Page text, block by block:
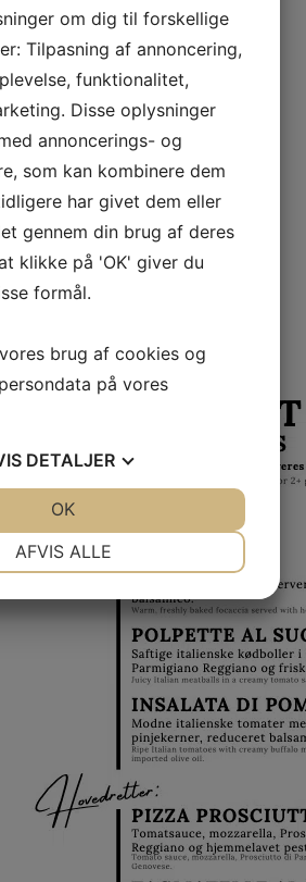
intet er tilfældigt.
BOOK BORD
om dig til forskellige
Tilpasning af annoncering,
funktionalitet,
Disse oplysninger
annoncerings- og
som kan kombinere dem
har givet dem eller
gennem din brug af deres
klikke på 'OK' giver du
formål.
brug af cookies og
på vores
DETALJER
STATISTIK
AFVIS ALLE
OK